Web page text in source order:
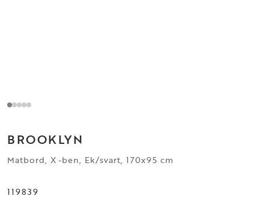
BROOKLYN
Matbord, X-ben, Ek/svart, 170x95 cm
119839